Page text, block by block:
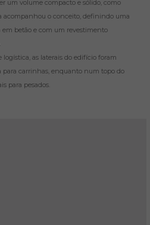
um volume compacto e sólido, como
acompanhou o conceito, definindo uma
betão e com um revestimento
as laterais do edifício foram
para carrinhas, enquanto num topo do
para pesados.